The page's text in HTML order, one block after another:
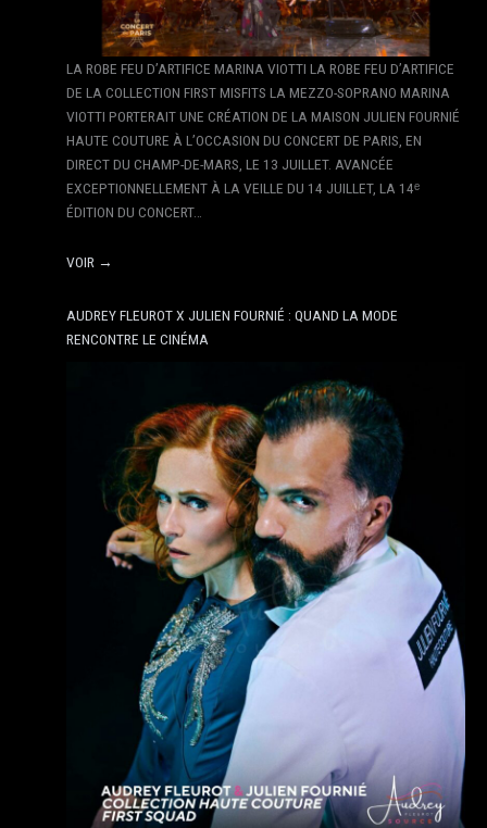
LA ROBE FEU D’ARTIFICE MARINA VIOTTI LA ROBE FEU D’ARTIFICE
DE LA COLLECTION FIRST MISFITS LA MEZZO-SOPRANO MARINA
VIOTTI PORTERAIT UNE CRÉATION DE LA MAISON JULIEN FOURNIÉ
HAUTE COUTURE À L’OCCASION DU CONCERT DE PARIS, EN
DIRECT DU CHAMP-DE-MARS, LE 13 JUILLET. AVANCÉE
EXCEPTIONNELLEMENT À LA VEILLE DU 14 JUILLET, LA 14ᵉ
ÉDITION DU CONCERT…
VOIR →
AUDREY FLEUROT X JULIEN FOURNIÉ : QUAND LA MODE
RENCONTRE LE CINÉMA